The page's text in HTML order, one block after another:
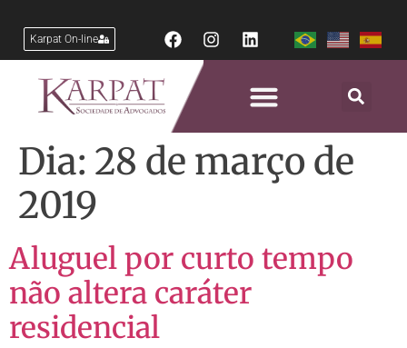
Karpat On-line
Dia: 28 de março de
2019
Aluguel por curto tempo
não altera caráter
residencial